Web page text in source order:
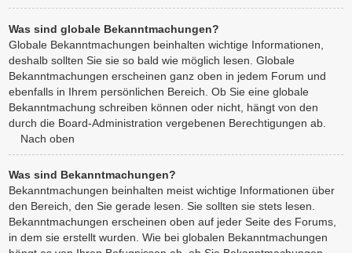
Was sind globale Bekanntmachungen?
Globale Bekanntmachungen beinhalten wichtige Informationen,
deshalb sollten Sie sie so bald wie möglich lesen. Globale
Bekanntmachungen erscheinen ganz oben in jedem Forum und
ebenfalls in Ihrem persönlichen Bereich. Ob Sie eine globale
Bekanntmachung schreiben können oder nicht, hängt von den
durch die Board-Administration vergebenen Berechtigungen ab.
Nach oben
Was sind Bekanntmachungen?
Bekanntmachungen beinhalten meist wichtige Informationen über
den Bereich, den Sie gerade lesen. Sie sollten sie stets lesen.
Bekanntmachungen erscheinen oben auf jeder Seite des Forums,
in dem sie erstellt wurden. Wie bei globalen Bekanntmachungen